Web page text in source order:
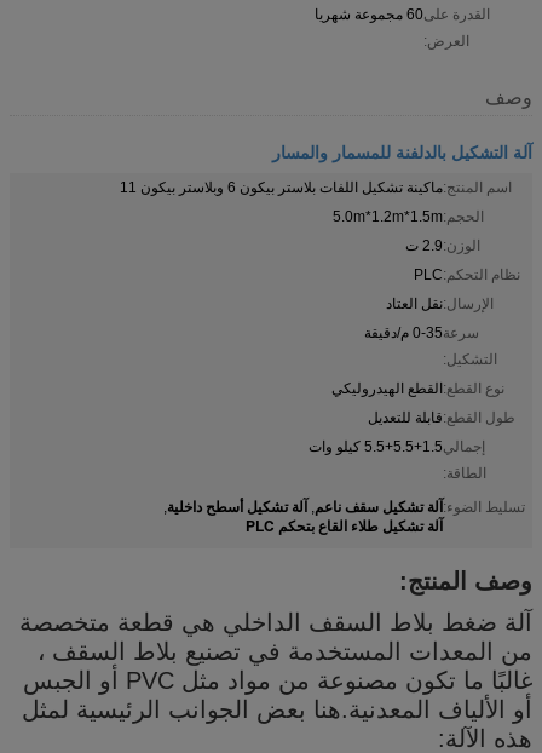
القدرة على
العرض:
60 مجموعة شهريا
وصف
آلة التشكيل بالدلفنة للمسمار والمسار
اسم المنتج:ماكينة تشكيل اللفات بلاستر بيكون 6 وبلاستر بيكون 11
الحجم:5.0m*1.2m*1.5m
الوزن:2.9 ت
نظام التحكم:PLC
الإرسال:نقل العتاد
سرعة
التشكيل:
0-35 م/دقيقة
نوع القطع:القطع الهيدروليكي
طول القطع:قابلة للتعديل
إجمالي
الطاقة:
5.5+5.5+1.5 كيلو وات
تسليط الضوء:آلة تشكيل سقف ناعم, آلة تشكيل أسطح داخلية,
آلة تشكيل طلاء القاع بتحكم PLC
وصف المنتج:
آلة ضغط بلاط السقف الداخلي هي قطعة متخصصة
من المعدات المستخدمة في تصنيع بلاط السقف ،
غالبًا ما تكون مصنوعة من مواد مثل PVC أو الجبس
أو الألياف المعدنية.هنا بعض الجوانب الرئيسية لمثل
هذه الآلة: